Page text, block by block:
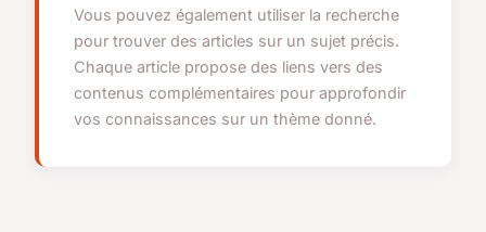
Vous pouvez également utiliser la recherche
pour trouver des articles sur un sujet précis.
Chaque article propose des liens vers des
contenus complémentaires pour approfondir
vos connaissances sur un thème donné.